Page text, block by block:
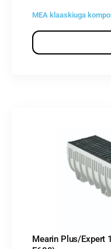
MEA klaaskiuga
Mearin Plus/